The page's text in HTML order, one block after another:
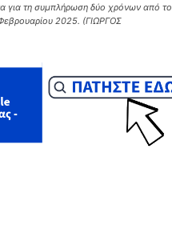
για τη συμπλήρωση δύο χρόνων από το
2025. (ΓΙΩΡΓΟΣ